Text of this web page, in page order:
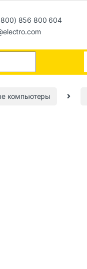
856 800 604
компьютеры